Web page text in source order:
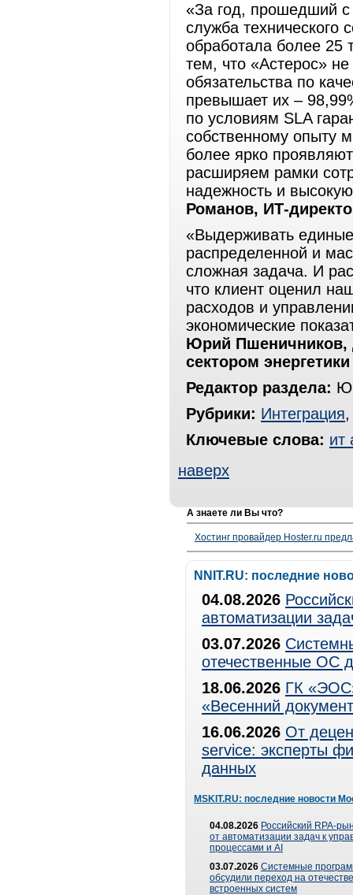
«За год, прошедший
служба технического
обработала более 25
тем, что «Астерос»
обязательства по
превышает их –
по условиям SLA
собственному опыту
более ярко
расширяем рамки
надежность и
Романов, ИТ-
«Выдерживать
распределенной и
сложная задача. И
что клиент оценил
расходов и
экономические
Юрий Пшеничников,
сектором
Редактор раздела:
Рубрики: Интеграция
Ключевые слова: ит
наверх
А знаете ли Вы что?
Хостинг провайдер Hoster.ru
NNIT.RU: последние
04.08.2026
автоматизации
03.07.2026
отечественные ОС
18.06.2026 ГК
«Весенний
16.06.2026 От
service: эксперты
данных
MSKIT.RU: последние новости
04.08.2026 Российский RPA-
от автоматизации задач к
процессами и AI
03.07.2026 Системные
обсудили переход на
встроенных систем